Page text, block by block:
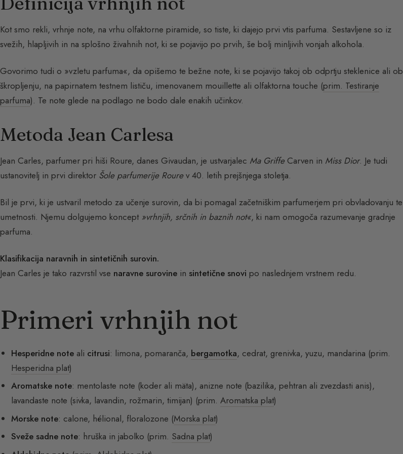
Kot smo rekli, vrhnje note, na vrhu olfaktorne piramide, so tiste, ki dajejo prvi vtis parfuma. Sestavljene so iz
svežih, hlapljivih in na splošno živahnih not, ki se pojavijo po prvih, še bolj minljivih vonjah alkohola.
Govorimo tudi o »vzletu parfuma«, da opišemo te bežne note, ki se pojavijo takoj ob odprtju steklenice ali ob
škropljenju, na papirnatem testnem lističu, imenovanem mouillette ali olfaktorna touche (prim. Testiranje
parfuma). Te note glede na podlago ne bodo dale enakih učinkov.
Metoda Jean Carlesa
Jean Carles, parfumer pri hiši Roure, danes Givaudan, je ustvarjalec Ma GriffeCarven in Miss Dior. Je tudi
ustanovitelj in prvi direktor Šole parfumerije Rourev 40. letih prejšnjega stoletja.
Bil je prvi, ki je ustvaril metodo za učenje surovin, da bi pomagal začetniškim parfumerjem pri obvladovanju te
umetnosti. Njemu dolgujemo koncept »vrhnjih, srčnih in baznih not«, ki nam omogoča razumevanje gradnje
parfuma.
Klasifikacija naravnih in sintetičnih surovin.
Jean Carles je tako razvrstil vse naravne surovine in sintetične snovi po naslednjem vrstnem redu.
Primeri vrhnjih not
Hesperidne note ali citrusi: limona, pomaranča, bergamotka, cedrat, grenivka, yuzu, mandarina (prim.
Hesperidna plat)
Aromatske note: mentolaste note (koder ali mäta), anizne note (bazilika, pehtran ali zvezdasti anis),
lavandaste note (sivka, lavandin, rožmarin, timijan) (prim.Aromatska plat)
Morske note: calone, hélional, floralozone (Morska plat)
Sveže sadne note: hruška in jabolko (prim. Sadna plat)